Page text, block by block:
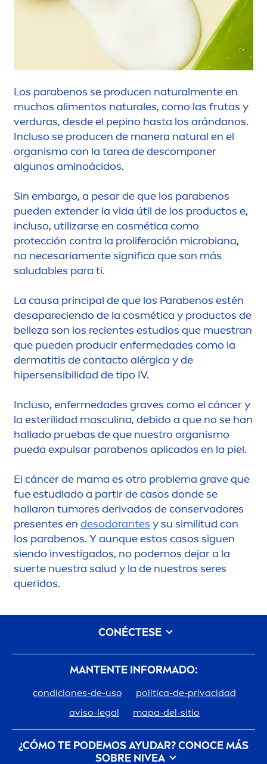
Los parabenos se producen naturalmente en
muchos alimentos naturales, como las frutas y
verduras, desde el pepino hasta los arándanos.
Incluso se producen de manera natural en el
organismo con la tarea de descomponer
algunos aminoácidos.
Sin embargo, a pesar de que los parabenos
pueden extender la vida útil de los productos e,
incluso, utilizarse en cosmética como
protección contra la proliferación microbiana,
no necesariamente significa que son más
saludables para ti.
La causa principal de que los Parabenos estén
desapareciendo de la cosmética y productos de
belleza son los recientes estudios que muestran
que pueden producir enfermedades como la
dermatitis de contacto alérgica y de
hipersensibilidad de tipo IV.
Incluso, enfermedades graves como el cáncer y
la esterilidad masculina, debido a que no se han
hallado pruebas de que nuestro organismo
pueda expulsar parabenos aplicados en la piel.
El cáncer de mama es otro problema grave que
fue estudiado a partir de casos donde se
hallaron tumores derivados de conservadores
presentes en desodorantes y su similitud con
los parabenos. Y aunque estos casos siguen
siendo investigados, no podemos dejar a la
suerte nuestra salud y la de nuestros seres
queridos.
MANTENTE INFORMADO:
condiciones-de-uso
politica-de-privacidad
aviso-legal
mapa-del-sitio
¿CÓMO TE PODEMOS AYUDAR? CONOCE MÁS
SOBRE NIVEA
CONÉCTESE